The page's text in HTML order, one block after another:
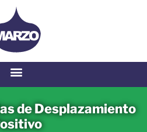
de Desplazamiento